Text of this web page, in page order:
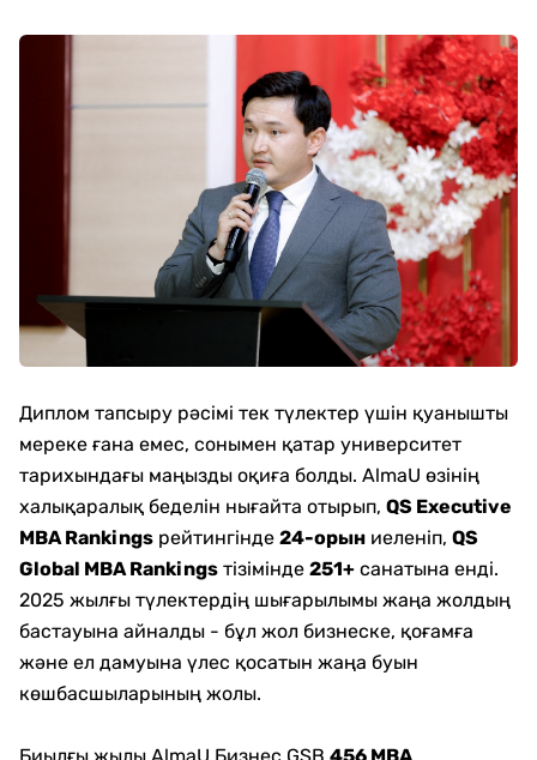
Диплом тапсыру рәсімі тек түлектер үшін қуанышты
мереке ғана емес, сонымен қатар университет
тарихындағы маңызды оқиға болды. AlmaU өзінің
халықаралық беделін нығайта отырып, QS Executive
MBA Rankings рейтингінде 24-орын иеленіп, QS
Global MBA Rankings тізімінде 251+ санатына енді.
2025 жылғы түлектердің шығарылымы жаңа жолдың
бастауына айналды - бұл жол бизнеске, қоғамға
және ел дамуына үлес қосатын жаңа буын
көшбасшыларының жолы.
Биылғы жылы AlmaU Бизнес GSB 456 MBA